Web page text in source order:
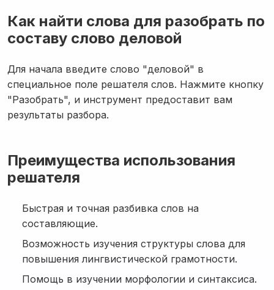
Как найти слова для разобрать по
составу слово деловой
Для начала введите слово "деловой" в
специальное поле решателя слов. Нажмите кнопку
"Разобрать", и инструмент предоставит вам
результаты разбора.
Преимущества использования
решателя
Быстрая и точная разбивка слов на
составляющие.
Возможность изучения структуры слова для
повышения лингвистической грамотности.
Помощь в изучении морфологии и синтаксиса.